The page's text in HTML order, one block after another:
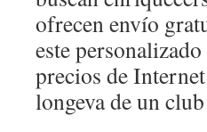
ofrecen envío
este
precios de
longeva de un